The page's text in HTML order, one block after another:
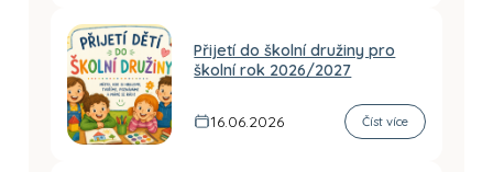
Přijetí do školní družiny pro
školní rok 2026/2027
16.06.2026 Číst více